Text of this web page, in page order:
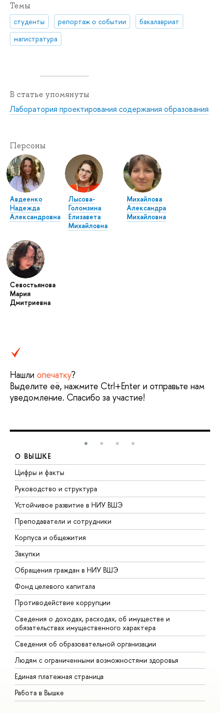
Темы
студенты репортаж о событии
бакалавриат
магистратура
В статье упомянуты
Лаборатория проектирования содержания образования
Персоны
Авдеенко
Надежда
Александровна
Лысова-
Голомзина
Елизавета
Михайловна
Михайлова
Александра
Михайловна
Севостьянова
Мария
Дмитриевна
Нашли опечатку?
Выделите её, нажмите Ctrl+Enter и отправьте нам
уведомление. Спасибо за участие!
О ВЫШКЕ
Цифры и факты
Руководство и структура
Устойчивое развитие в НИУ ВШЭ
Преподаватели и сотрудники
Корпуса и общежития
Закупки
Обращения граждан в НИУ ВШЭ
Фонд целевого капитала
Противодействие коррупции
Сведения о доходах, расходах, об имуществе и
обязательствах имущественного характера
Сведения об образовательной организации
Людям с ограниченными возможностями здоровья
Единая платежная страница
Работа в Вышке